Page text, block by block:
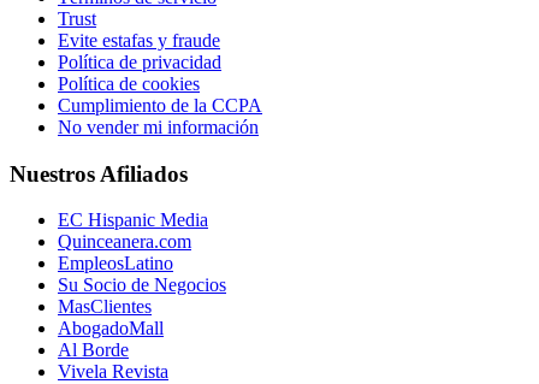
Trust
Evite estafas y fraude
Política de privacidad
Política de cookies
Cumplimiento de la CCPA
No vender mi información
Nuestros Afiliados
EC Hispanic Media
Quinceanera.com
EmpleosLatino
Su Socio de Negocios
MasClientes
AbogadoMall
Al Borde
Vivela Revista